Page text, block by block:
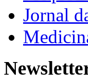
Jornal